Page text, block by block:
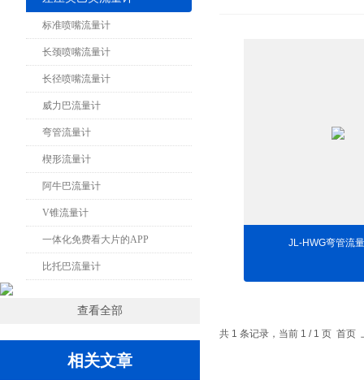
标准喷嘴流量计
长颈喷嘴流量计
长径喷嘴流量计
威力巴流量计
弯管流量计
楔形流量计
阿牛巴流量计
V锥流量计
一体化免费看大片的APP
比托巴流量计
查看全部
相关文章
JL-HWG弯管流
共 1 条记录，当前 1 / 1 页 首